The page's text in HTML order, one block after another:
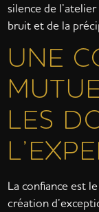
silence de
bruit et de la
UNE
LES
La confiance est
création